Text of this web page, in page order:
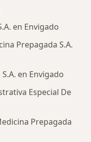
en Envigado
Prepagada S.A.
en Envigado
Especial De
Prepagada